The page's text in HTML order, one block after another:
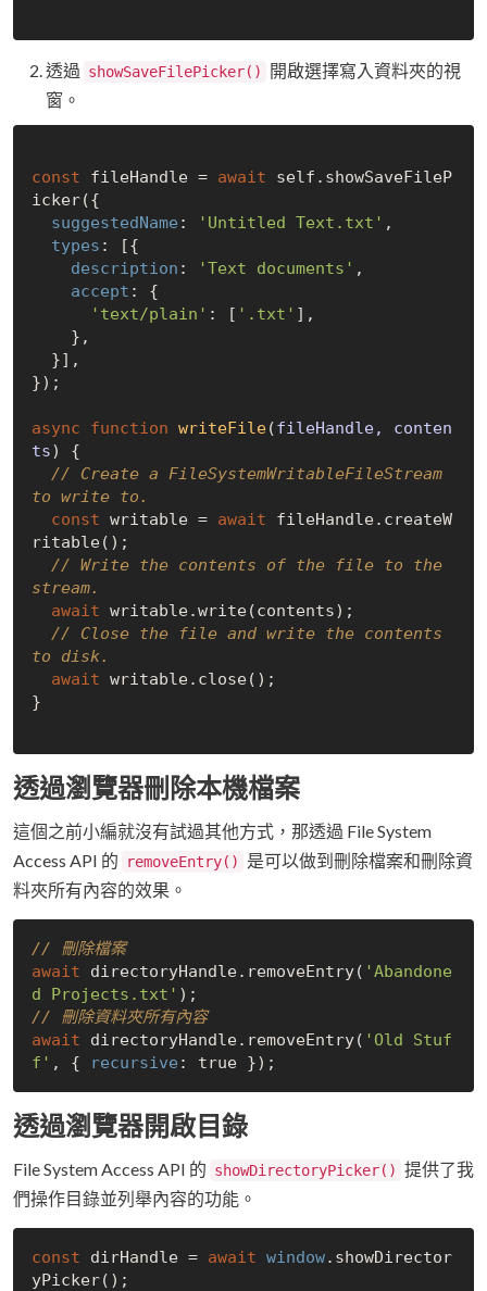
透過 showSaveFilePicker()
開啟選擇寫入資料夾的視
窗。
const fileHandle = await self.showSaveFileP
icker({
suggestedName : 'Untitled Text.txt' ,
types : [{
description : 'Text documents' ,
accept : {
'text/plain' : [ '.txt' ],
});
async function writeFile(fileHandle, conten
ts) {
// Create a FileSystemWritableFileStream
to write to.
const writable = await fileHandle.createW
ritable();
// Write the contents of the file to the
stream.
await writable.write(contents);
// Close the file and write the contents
to disk.
await writable.close();
}
透過瀏覽器刪除本機檔案
這個之前小編就沒有試過其他方式，那透過 File System
Access API 的
removeEntry()
是可以做到刪除檔案和刪除資
料夾所有內容的效果。
// 刪除檔案
await directoryHandle.removeEntry( 'Abandone
d Projects.txt'
// 刪除資料夾所有內容
await directoryHandle.removeEntry( 'Old Stuf
f' , { recursive : true
透過瀏覽器開啟目錄
File System Access API 的 showDirectoryPicker() 提供了我
們操作目錄並列舉內容的功能。
const dirHandle = await window.showDirector